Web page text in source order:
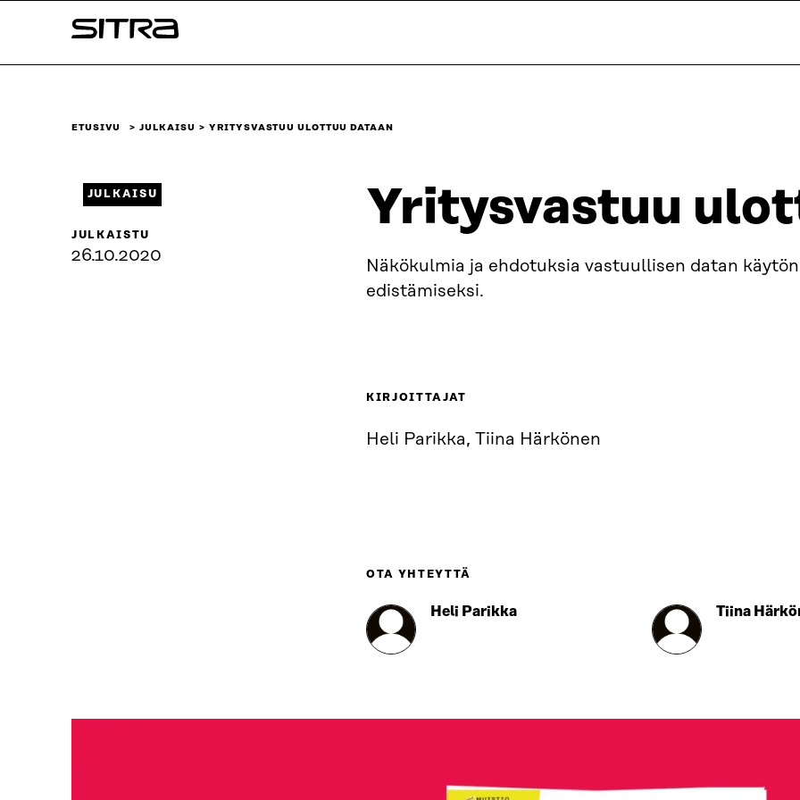
sisältöön
Sitra
ETUSIVU JULKAISU YRITYSVASTUU ULOTTUU DATAAN
Yritysvastuu
Näkökulmia ja ehdotuksia vastuullisen datan käytön
edistämiseksi.
JULKAISU
JULKAISTU
26.10.2020
KIRJOITTAJAT
Heli Parikka, Tiina Härkönen
OTA YHTEYTTÄ
Heli Parikka Tiina